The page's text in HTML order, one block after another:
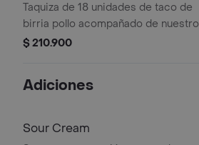
Taquiza de 18 unidades de taco de
birria pollo acompañado de nuestro
tradicional consomé de birria.
$ 210.900
Adiciones
Sour Cream